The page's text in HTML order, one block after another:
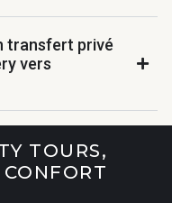
transfert privé
vers
TOURS,